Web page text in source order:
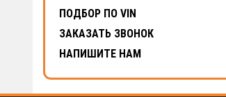
ПОДБОР ПО VIN
ЗАКАЗАТЬ ЗВОНОК
НАПИШИТЕ НАМ